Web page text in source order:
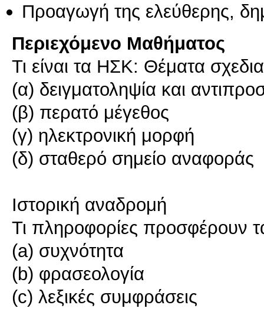
Προαγωγή της ελεύθερης,
Περιεχόμενο Μαθήματος
Τι είναι τα ΗΣΚ: Θέματα
(α) δειγματοληψία και
(β) περατό μέγεθος
(γ) ηλεκτρονική μορφή
(δ) σταθερό σημείο αναφοράς
Ιστορική αναδρομή
Τι πληροφορίες προσφέρουν
(a) συχνότητα
(b) φρασεολογία
(c) λεξικές συμφράσεις